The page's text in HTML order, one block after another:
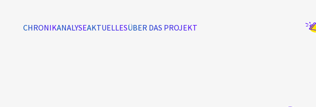
CHRONIKANALYSEAKTUELLESÜBER DAS PROJEKT